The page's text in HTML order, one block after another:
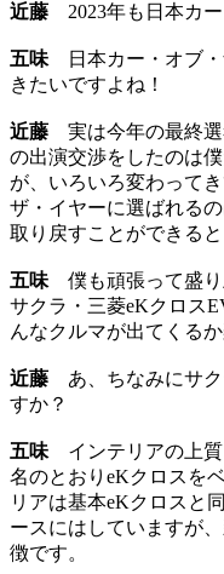
近藤 2023年も日本カー
五味日本カー・オブ・
きたいですよね！
近藤 実は今年の最終選
の出演交渉をしたのは
が、いろいろ変わって
ザ・イヤーに選ばれる
取り戻すことができる
五味僕も頑張って盛り
サクラ・三菱eKクロス
んなクルマが出てくるか
近藤 あ、ちなみにサク
すか？
五味インテリアの上質
名のとおりeKクロスを
リアは基本eKクロスと
ースにはしていますが
徴です。